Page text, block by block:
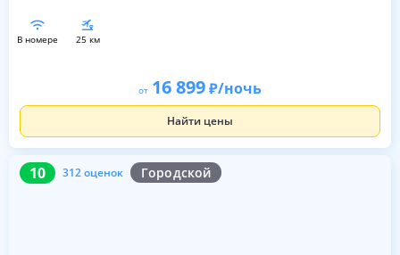
в номере 25 км
от 16 899 /ночь
Найти цены
10 312 оценок Городской
10 312 оценок